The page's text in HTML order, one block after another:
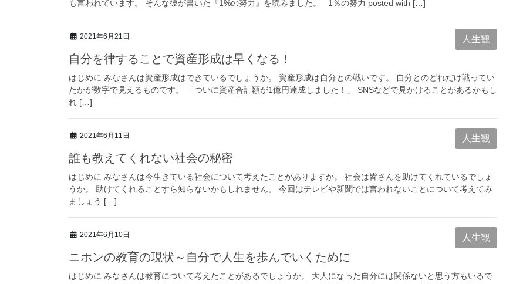
も言われています。 そんな彼が書いた『1%の努力』を読みました。 1％の努力 posted with […]
2021年6月21日 人生観
自分を律することで資産形成は早くなる！
はじめに みなさんは資産形成はできているでしょうか。 資産形成は自分との戦いです。 自分とのどれだけ戦ってい
たかが数字で見えるものです。 「ついに資産合計額が1億円達成しました！」 SNSなどで見かけることがあるかもし
れ […]
2021年6月11日 人生観
誰も教えてくれない社会の秘密
はじめに みなさんは今生きている社会について考えたことがありますか。 社会は皆さんを助けてくれているでしょ
うか。 助けてくれることすら知らないかもしれません。 今回はテレビや新聞では言われないことについて考えてみ
ましょう […]
2021年6月10日 人生観
ニホンの教育の現状～自分で人生を歩んでいくために
はじめに みなさんは教育について考えたことがあるでしょうか。 大人になった自分には関係ないと思う方もいるで